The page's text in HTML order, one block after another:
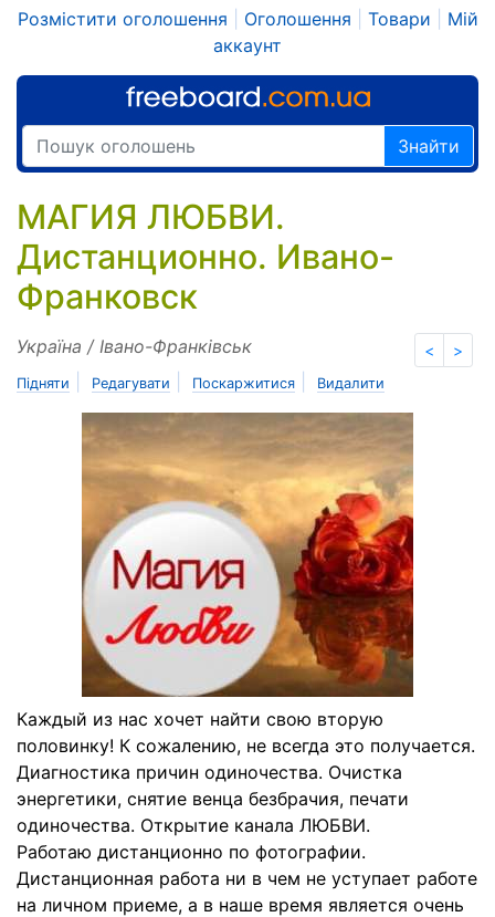
Розмістити оголошення Оголошення Товари
Мій
аккаунт
Знайти
МАГИЯ ЛЮБВИ.
Дистанционно. Ивано-
Франковск
< >
Україна / Івано-Франківськ
Підняти Редагувати Поскаржитися Видалити
Каждый из нас хочет найти свою вторую
половинку! К сожалению, не всегда это получается.
Диагностика причин одиночества. Очистка
энергетики, снятие венца безбрачия, печати
одиночества. Открытие канала ЛЮБВИ.
Работаю дистанционно по фотографии.
Дистанционная работа ни в чем не уступает работе
на личном приеме, а в наше время является очень